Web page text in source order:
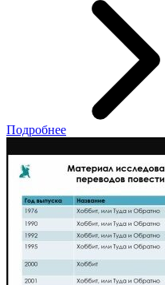
Подробнее